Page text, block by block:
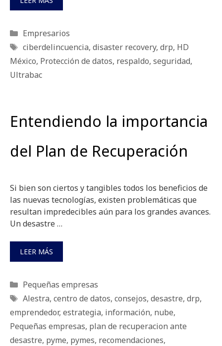
Categorías
Empresarios
Etiquetas
ciberdelincuencia, disaster recovery, drp, HD
México, Protección de datos, respaldo, seguridad,
Ultrabac
Entendiendo la importancia
del Plan de Recuperación
Si bien son ciertos y tangibles todos los beneficios de
las nuevas tecnologías, existen problemáticas que
resultan impredecibles aún para los grandes avances.
Un desastre …
LEER MÁS
Categorías
Pequeñas empresas
Etiquetas
Alestra, centro de datos, consejos, desastre, drp,
emprendedor, estrategia, información, nube,
Pequeñas empresas, plan de recuperacion ante
desastre, pyme, pymes, recomendaciones,